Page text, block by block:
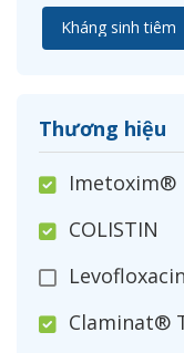
Thương hiệu
Imetoxim®
COLISTIN
Claminat®